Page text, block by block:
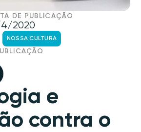
DE PUBLICAÇÃO
2020
NOSSA CULTURA
e
contra o